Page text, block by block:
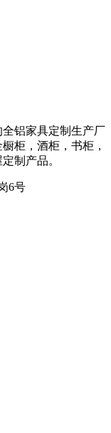
铝家具定制生产厂
柜，酒柜，书柜，
制产品。
6号